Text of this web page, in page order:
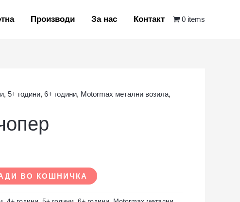
Производи За нас Контакт 0 items
,5+ години,6+ години, Motormax метални возила,
ВО КОШНИЧКА